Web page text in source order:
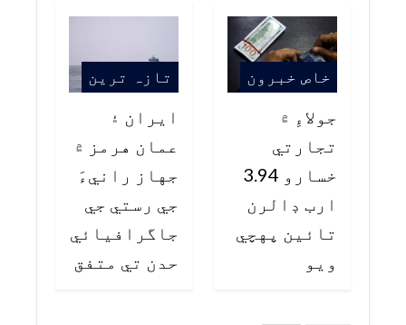
خاص خبرون
جولاءِ ۾
تجارتي
خسارو 3.94
ارب ڊالرن
تائين پهچي
ويو
تازہ ترین
ايران ۽
عمان هرمز ۾
جهاز رانيءَ
جي رستي جي
جاگرافيائي
حدن تي متفق